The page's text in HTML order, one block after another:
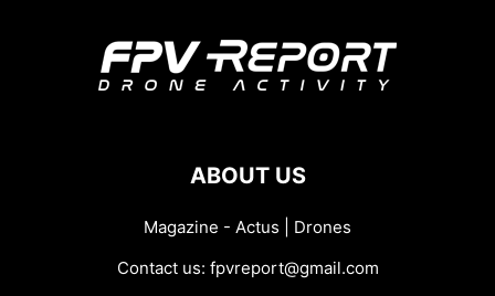
ABOUT US
Magazine - Actus | Drones
Contact us: fpvreport@gmail.com